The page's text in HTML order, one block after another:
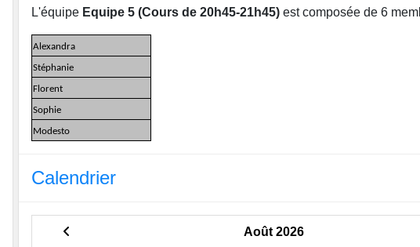
L'équipe Equipe 5 (Cours de 20h45-21h45) est composée de 6
Alexandra
Stéphanie
Florent
Sophie
Modesto
Calendrier
Août 2026